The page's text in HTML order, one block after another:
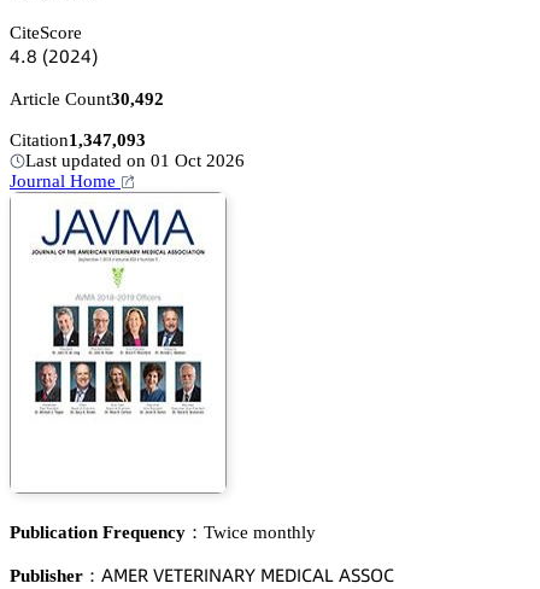
CiteScore
鋺.躭 (缗蔡缗鋺)
Article Count30,492
Citation1,347,093
Last updated on 01 Oct 2026
Journal Home
Publication Frequency： Twice monthly
Publisher： 嵻胦乊葤 妯乊穫乊葤喊沟嵻葤巨 胦乊枀喊。嵻欄 嵻偌偌鵣。